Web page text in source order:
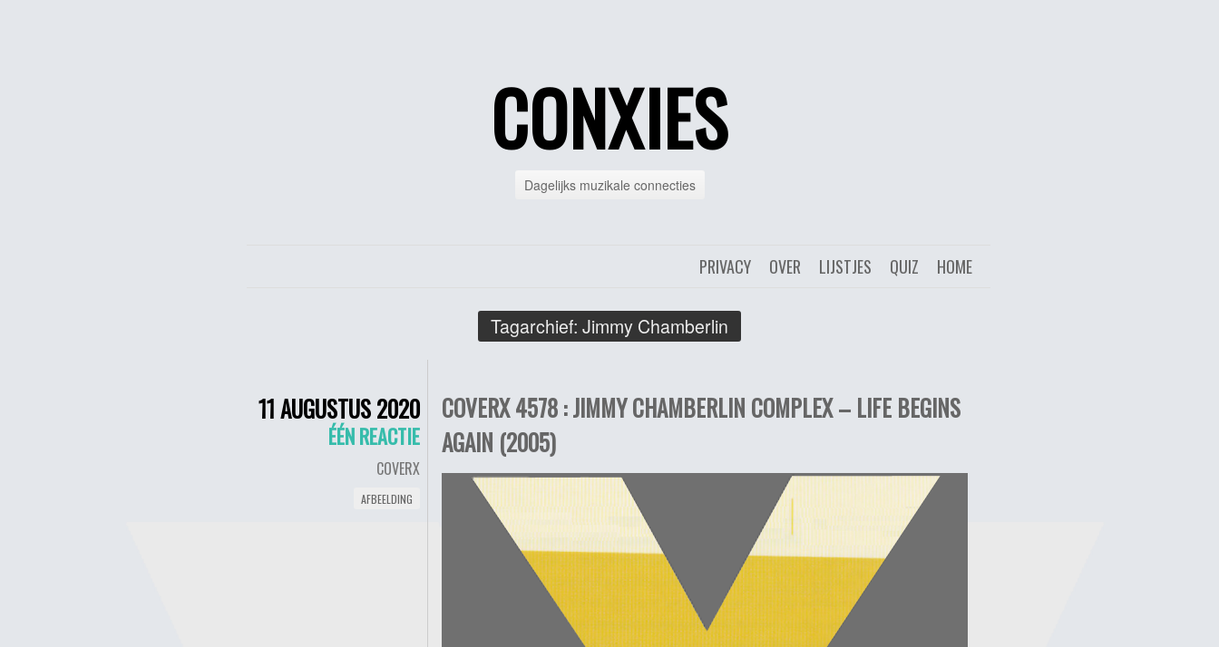
CONXIES
Dagelijks muzikale connecties
HOME
QUIZ
LIJSTJES
OVER
PRIVACY
Tagarchief: Jimmy Chamberlin
11 AUGUSTUS 2020
ÉÉN REACTIE
COVERX
AFBEELDING
COVERX 4578 : JIMMY CHAMBERLIN COMPLEX – LIFE BEGINS
AGAIN (2005)